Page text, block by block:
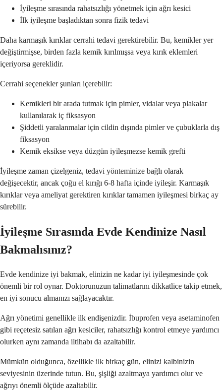
İyileşme sırasında rahatsızlığı yönetmek için ağrı kesici
İlk iyileşme başladıktan sonra fizik tedavi
Daha karmaşık kırıklar cerrahi tedavi gerektirebilir. Bu, kemikler yer
değiştirmişse, birden fazla kemik kırılmışsa veya kırık eklemleri
içeriyorsa gereklidir.
Cerrahi seçenekler şunları içerebilir:
Kemikleri bir arada tutmak için pimler, vidalar veya plakalar
kullanılarak iç fiksasyon
Şiddetli yaralanmalar için cildin dışında pimler ve çubuklarla dış
fiksasyon
Kemik eksikse veya düzgün iyileşmezse kemik grefti
İyileşme zaman çizelgeniz, tedavi yönteminize bağlı olarak
değişecektir, ancak çoğu el kırığı 6-8 hafta içinde iyileşir. Karmaşık
kırıklar veya ameliyat gerektiren kırıklar tamamen iyileşmesi birkaç ay
sürebilir.
İyileşme Sırasında Evde Kendinize Nasıl
Bakmalısınız?
Evde kendinize iyi bakmak, elinizin ne kadar iyi iyileşmesinde çok
önemli bir rol oynar. Doktorunuzun talimatlarını dikkatlice takip etmek,
en iyi sonucu almanızı sağlayacaktır.
Ağrı yönetimi genellikle ilk endişenizdir. İbuprofen veya asetaminofen
gibi reçetesiz satılan ağrı kesiciler, rahatsızlığı kontrol etmeye yardımcı
olurken aynı zamanda iltihabı da azaltabilir.
Mümkün olduğunca, özellikle ilk birkaç gün, elinizi kalbinizin
seviyesinin üzerinde tutun. Bu, şişliği azaltmaya yardımcı olur ve
ağrıyı önemli ölçüde azaltabilir.